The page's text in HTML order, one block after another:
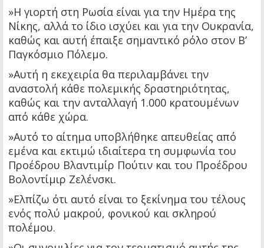
»Η γιορτή στη Ρωσία είναι για την Ημέρα της
Νίκης, αλλά το ίδιο ισχύει και για την Ουκρανία,
καθώς και αυτή έπαιξε σημαντικό ρόλο στον Β’
Παγκόσμιο Πόλεμο.
»Αυτή η εκεχειρία θα περιλαμβάνει την
αναστολή κάθε πολεμικής δραστηριότητας,
καθώς και την ανταλλαγή 1.000 κρατουμένων
από κάθε χώρα.
»Αυτό το αίτημα υποβλήθηκε απευθείας από
εμένα και εκτιμώ ιδιαίτερα τη συμφωνία του
Προέδρου Βλαντιμίρ Πούτιν και του Προέδρου
Βολοντίμιρ Ζελένσκι.
»Ελπίζω ότι αυτό είναι το ξεκίνημα του τέλους
ενός πολύ μακρού, φονικού και σκληρού
πολέμου.